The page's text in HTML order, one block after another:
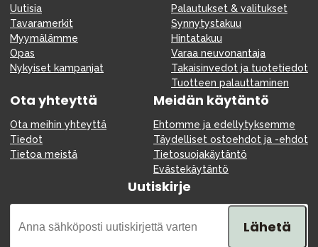
Uutisia
Tavaramerkit
Myymälämme
Opas
Nykyiset kampanjat
Palautukset & valitukset
Synnytystakuu
Hintatakuu
Varaa neuvonantaja
Takaisinvedot ja tuotetiedot
Tuotteen palauttaminen
Ota yhteyttä
Ota meihin yhteyttä
Tiedot
Tietoa meistä
Meidän käytäntö
Ehtomme ja edellytyksemme
Täydelliset ostoehdot ja -ehdot
Tietosuojakäytäntö
Evästekäytäntö
Uutiskirje
Lähetä
Lahjavinkkejä
Suosikit
Tavaramerkit
Outlet
Opas
Ota meihin yhteyttä osoitteessa
Myymälämme